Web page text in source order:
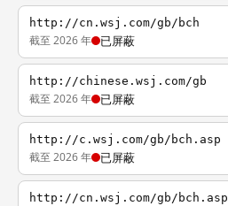
http://cn.wsj.com/gb/bch
截至 2026 年 已屏蔽
http://chinese.wsj.com/gb
截至 2026 年 已屏蔽
http://c.wsj.com/gb/bch.asp
截至 2026 年 已屏蔽
http://cn.wsj.com/gb/bch.asp